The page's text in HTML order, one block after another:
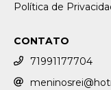
Política de
CONTATO
71991177704